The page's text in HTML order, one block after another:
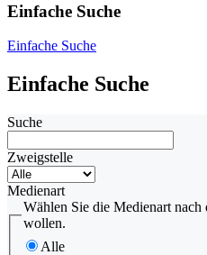
Einfache Suche
Einfache Suche
Einfache Suche
Suche
Zweigstelle
Medienart
Wählen Sie die Medienart nach
wollen.
Alle